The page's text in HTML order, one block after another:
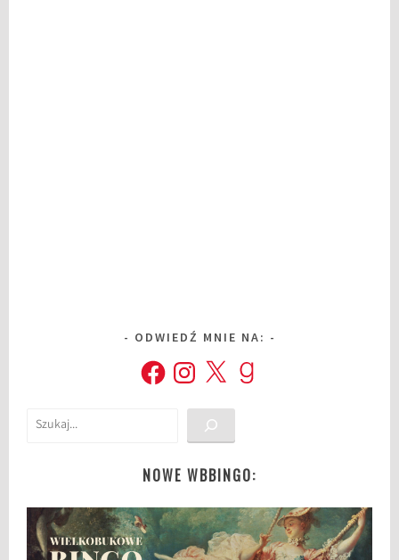
ODWIEDŹ MNIE NA:
FacebookInstagram
X Goodreads
Szukaj
NOWE WBBINGO: